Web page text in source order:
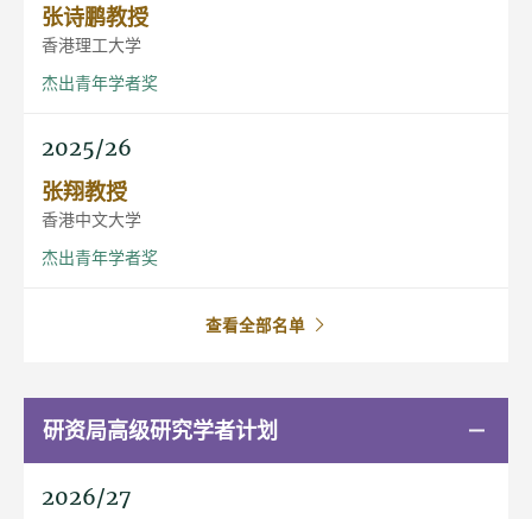
张诗鹏教授
香港理工大学
杰出青年学者奖
2025/26
张翔教授
香港中文大学
杰出青年学者奖
查看全部名单
研资局高级研究学者计划
2026/27